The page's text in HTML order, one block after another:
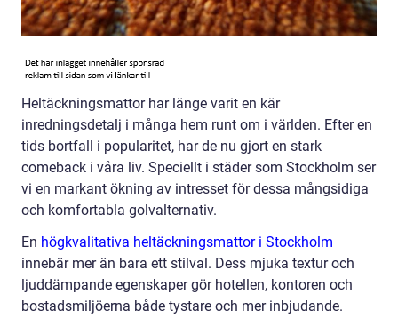
Heltäckningsmattor har länge varit en kär
inredningsdetalj i många hem runt om i världen. Efter en
tids bortfall i popularitet, har de nu gjort en stark
comeback i våra liv. Speciellt i städer som Stockholm ser
vi en markant ökning av intresset för dessa mångsidiga
och komfortabla golvalternativ.
En högkvalitativa heltäckningsmattor i Stockholm
innebär mer än bara ett stilval. Dess mjuka textur och
ljuddämpande egenskaper gör hotellen, kontoren och
bostadsmiljöerna både tystare och mer inbjudande.